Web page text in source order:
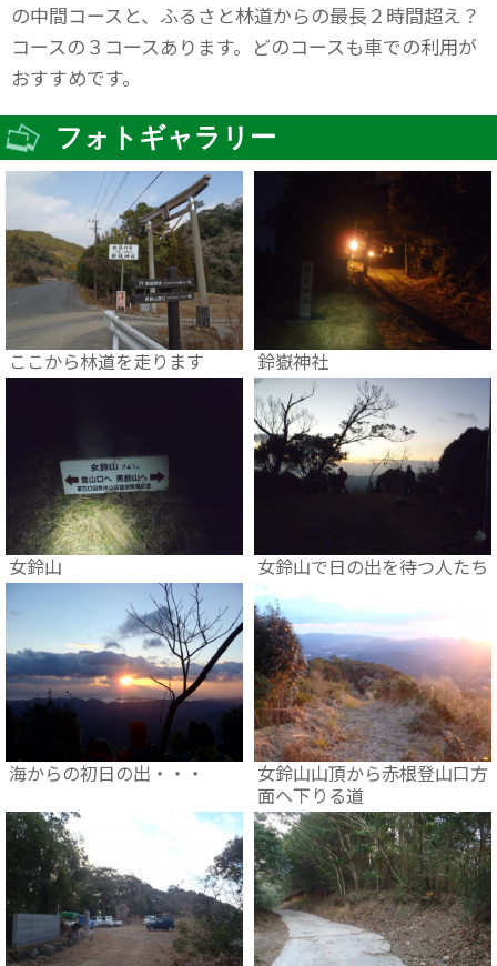
の中間コースと、ふるさと林道からの最長２時間超え？
コースの３コースあります。どのコースも車での利用が
おすすめです。
フォトギャラリー
ここから林道を走ります 鈴嶽神社
女鈴山 女鈴山で日の出を待つ人たち
海からの初日の出・・・
女鈴山山頂から赤根登山口方
面へ下りる道